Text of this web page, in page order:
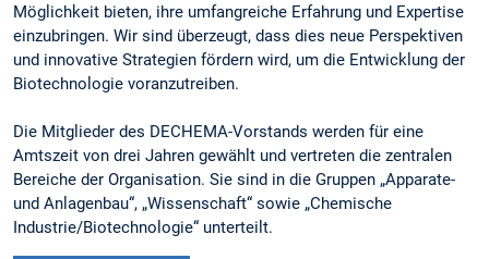
Möglichkeit bieten, ihre umfangreiche Erfahrung und Expertise
einzubringen. Wir sind überzeugt, dass dies neue Perspektiven
und innovative Strategien fördern wird, um die Entwicklung der
Biotechnologie voranzutreiben.
Die Mitglieder des DECHEMA-Vorstands werden für eine
Amtszeit von drei Jahren gewählt und vertreten die zentralen
Bereiche der Organisation. Sie sind in die Gruppen „Apparate-
und Anlagenbau“, „Wissenschaft“ sowie „Chemische
Industrie/Biotechnologie“ unterteilt.